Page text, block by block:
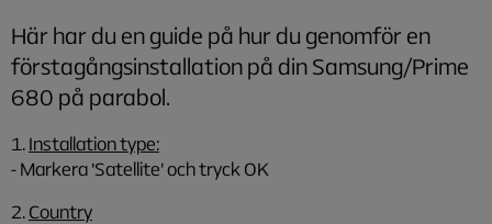
Här har du en guide på hur du genomför en
förstagångsinstallation på din Samsung/Prime
680 på parabol.
1.Installation type:
- Markera 'Satellite' och tryck OK
2.Country